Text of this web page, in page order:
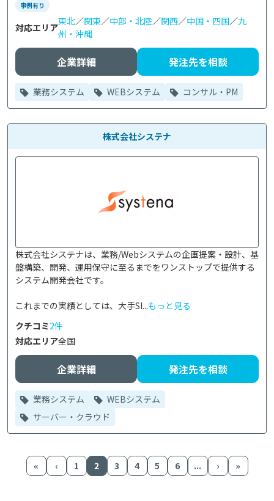
事例有り
対応エリア
東北／関東／中部・北陸／関西／中国・四国／九
州・沖縄
企業詳細 発注先を相談
業務システム WEBシステム コンサル・PM
株式会社システナ
株式会社システナは、業務/Webシステムの企画提案・設計、基
盤構築、開発、運用保守に至るまでをワンストップで提供する
システム開発会社です。
これまでの実績としては、大手SI...もっと見る
クチコミ2件
対応エリア全国
企業詳細 発注先を相談
業務システム
WEBシステム
サーバー・クラウド
« ‹ 1 2 3 4 5 6 ... › »